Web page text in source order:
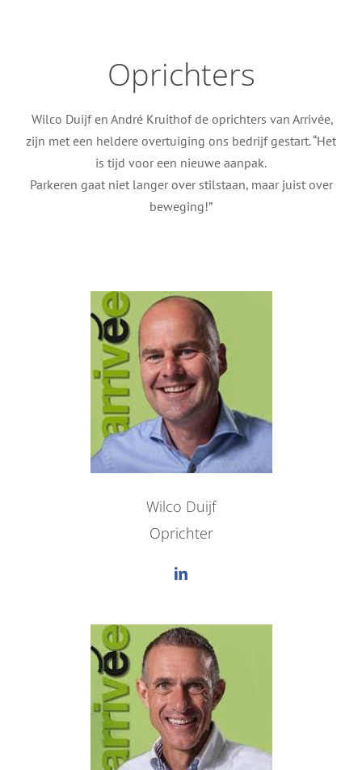
Oprichters
Wilco Duijf en André Kruithof de oprichters van Arrivée,
zijn met een heldere overtuiging ons bedrijf gestart. “Het
is tijd voor een nieuwe aanpak.
Parkeren gaat niet langer over stilstaan, maar juist over
beweging!”
Wilco Duijf
Oprichter